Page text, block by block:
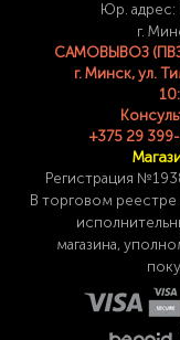
Юр. адрес:
г.
САМОВЫВОЗ (ПВЗ)
г. Минск, ул.
+375 29
Регистрация
В торговом
магазина,